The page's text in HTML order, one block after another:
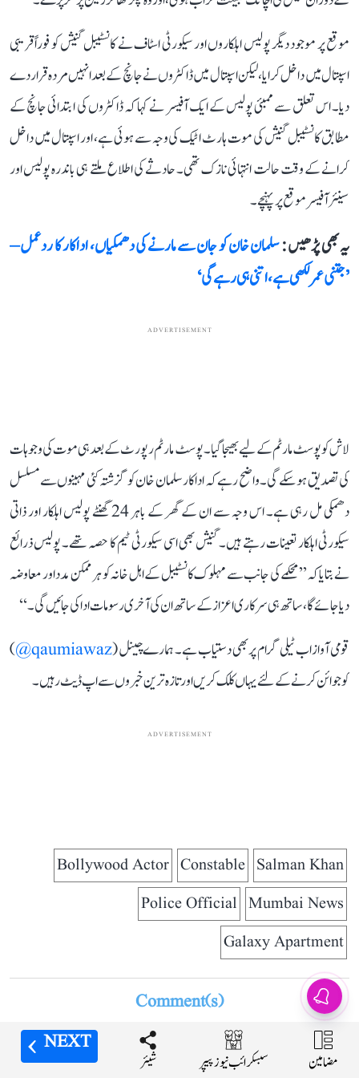
مضامین سبسکرائب نیوز پیپر شیئر
NEXT
مضامین سبسکرائب نیوز پیپر شیئر
NEXT
مضامین سبسکرائب نیوز پیپر شیئر
NEXT
موقع پر موجود دیگر پولیس اہلکاروں اور سیکورٹی اسٹاف نے کانسٹیبل گنیش کو فوراً قریبی
اسپتال میں داخل کرایا، لیکن اسپتال میں ڈاکٹروں نے جانچ کے بعد انہیں مردہ قرار دے
دیا۔ اس تعلق سے ممبئی پولیس کے ایک آفیسر نے کہا کہ ڈاکٹروں کی ابتدائی جانچ کے
مطابق کانسٹیبل گنیش کی موت ہارٹ اٹیک کی وجہ سے ہوئی ہے، اور اسپتال میں داخل
کرانے کے وقت حالت انتہائی نازک تھی۔ حادثے کی اطلاع ملتے ہی باندرہ پولیس اور
سینئر آفیسر موقع پر پہنچے۔
یہ بھی پڑھیں :سلمان خان کو جان سے مارنے کی دھمکیاں، اداکار کا ردعمل –
’جتنی عمر لکھی ہے، اتنی ہی رہے گی‘
ADVERTISEMENT
لاش کو پوسٹ مارٹم کے لیے بھیجا گیا۔ پوسٹ مارٹم رپورٹ کے بعد ہی موت کی وجوہات
کی تصدیق ہو سکے گی۔ واضح رہے کہ اداکار سلمان خان کو گزشتہ کئی مہینوں سے مسلسل
دھمکی مل رہی ہے۔ اس وجہ سے ان کے گھر کے باہر 24 گھنٹے پولیس اہلکار اور ذاتی
سیکورٹی اہلکار تعینات رہتے ہیں۔ گنیش بھی اسی سیکورٹی ٹیم کا حصہ تھے۔ پولیس ذرائع
نے بتایا کہ’’ محکمے کی جانب سے مہلوک کانسٹیبل کے اہل خانہ کو ہر ممکن مدد اور معاوضہ
دیا جائے گا، ساتھ ہی سرکاری اعزاز کے ساتھ ان کی آخری رسومات ادا کی جائیں گی۔‘‘
قومی آواز اب ٹیلی گرام پر بھی دستیاب ہے۔ ہمارے چینل (qaumiawaz@
)
کو جوائن کرنے کے لئے یہاں کلک کریں اور تازہ ترین خبروں سے اپ ڈیٹ رہیں۔
ADVERTISEMENT
Salman Khan
Constable
Bollywood Actor
Mumbai News
Police Official
Galaxy Apartment
Comment(s)
ADVERTISEMENT مضامین سبسکرائب نیوز پیپر شیئر
NEXT